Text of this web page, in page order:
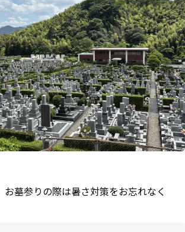
墓参りの際は暑さ対策をお忘れなく